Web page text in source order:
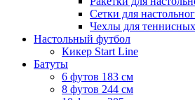
Сетки для
Чехлы для
Настольный футбол
Кикер Start Line
Батуты
6 футов 183 см
8 футов 244 см